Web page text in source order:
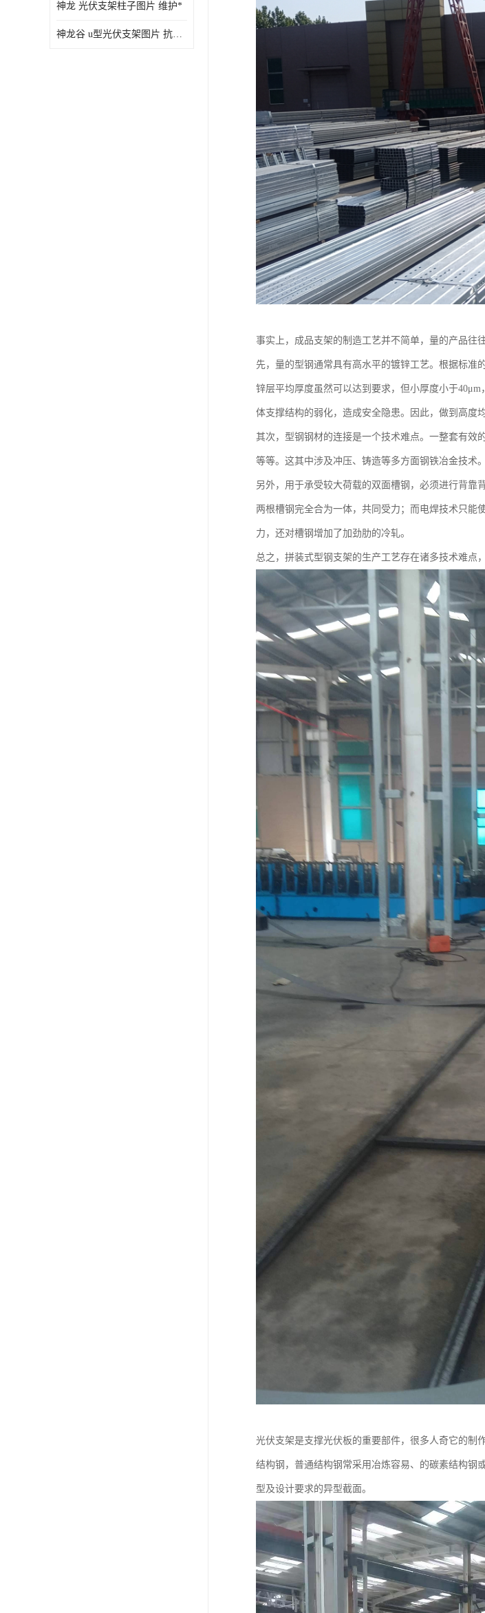
神龙 光伏支架柱子图片 维护*
神龙谷 u型光伏支架图片 抗紫外线
事实上，成品支架的制造工艺并不简单，量的产品往
先，量的型钢通常具有高水平的镀锌工艺。根据标准
锌层平均厚度虽然可以达到要求，但小厚度小于
体支撑结构的弱化，造成安全隐患。因此，做到高度
其次，型钢钢材的连接是一个技术难点。一整套有效
等等。这其中涉及冲压、铸造等多方面钢铁冶金技术。
另外，用于承受较大荷载的双面槽钢，必须进行背靠
两根槽钢完全合为一体，共同受力；而电焊技术只能
力，还对槽钢增加了加劲肋的冷轧。
总之，拼装式型钢支架的生产工艺存在诸多技术难点
光伏支架是支撑光伏板的重要部件，很多人奇它的制
结构钢，普通结构钢常采用冶炼容易、的碳素结构钢
型及设计要求的异型截面。